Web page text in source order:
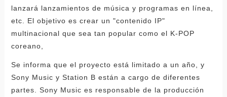
lanzará lanzamientos de música y programas en línea,
etc. El objetivo es crear un "contenido IP"
multinacional que sea tan popular como el K-POP
coreano,
Se informa que el proyecto está limitado a un año, y
Sony Music y Station B están a cargo de diferentes
partes. Sony Music es responsable de la producción